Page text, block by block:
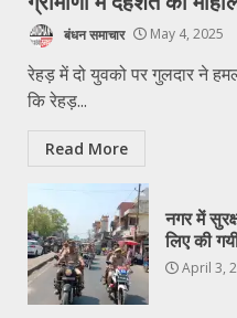
बंधन समाचार May 4, 2025
रेहड़ में दो युवको पर गुलदार ने
कि रेहड़...
Read More
नगर में
लिए की
April 3,